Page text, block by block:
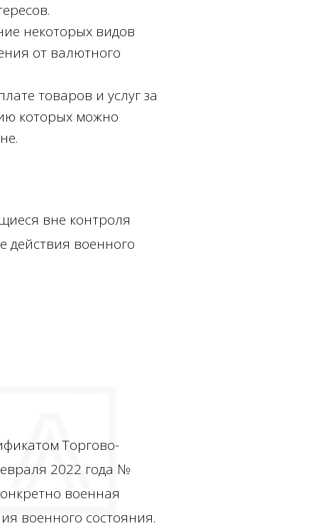
некоторых видов
от валютного
товаров и услуг за
которых можно
вне контроля
действия военного
Торгово-
2022 года №
военная
военного состояния.